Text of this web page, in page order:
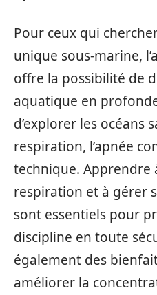
Pour ceux qui
unique sous-marine,
offre la possibilité de
aquatique en
d’explorer les océans
respiration, l’apnée
technique. Apprendre
respiration et à gérer
sont essentiels pour
discipline en toute
également des
améliorer la